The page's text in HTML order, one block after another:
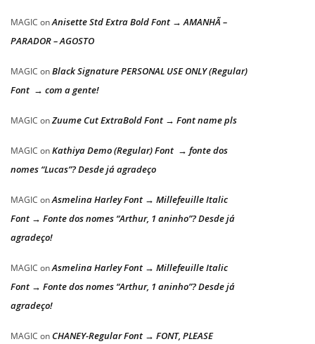
MAGIC onAnisette Std Extra Bold Font → AMANHÃ –
PARADOR – AGOSTO
MAGIC onBlack Signature PERSONAL USE ONLY (Regular)
Font → com a gente!
MAGIC onZuume Cut ExtraBold Font → Font name pls
MAGIC onKathiya Demo (Regular) Font → fonte dos
nomes “Lucas”? Desde já agradeço
MAGIC onAsmelina Harley Font → Millefeuille Italic
Font → Fonte dos nomes “Arthur, 1 aninho”? Desde já
agradeço!
MAGIC onAsmelina Harley Font → Millefeuille Italic
Font → Fonte dos nomes “Arthur, 1 aninho”? Desde já
agradeço!
MAGIC on CHANEY-Regular Font → FONT, PLEASE